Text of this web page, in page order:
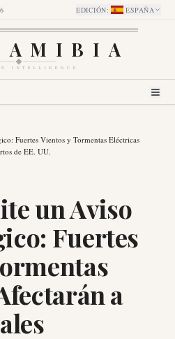
EDICIÓN: ESPAÑA
INTELLIGENCE
Fuertes Vientos y Tormentas Eléctricas
de EE. UU.
un Aviso
Fuertes
a